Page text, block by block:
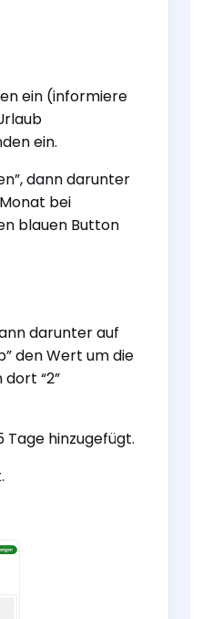
ein (informiere
ein.
dann darunter
bei
blauen Button
darunter auf
den Wert um die
“2”
hinzugefügt.